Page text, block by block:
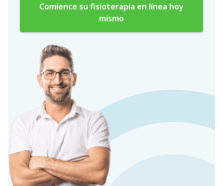
Comience su fisioterapia en línea hoy
mismo